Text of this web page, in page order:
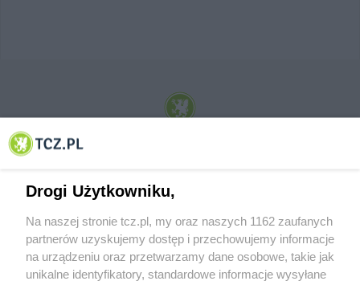
© 2001-2026 Tczew - TCZ.PL Sp. z o.o. Internetowy Serwis Informacyjny Miasta
Drogi Użytkowniku,
Na naszej stronie tcz.pl, my oraz naszych 1162 zaufanych
partnerów uzyskujemy dostęp i przechowujemy informacje
na urządzeniu oraz przetwarzamy dane osobowe, takie jak
unikalne identyfikatory, standardowe informacje wysyłane